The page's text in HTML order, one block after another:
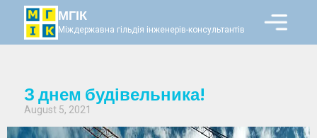
МГІК
Міждержавна гільдія інженерів-консультантів
З днем будівельника!
August 5, 2021